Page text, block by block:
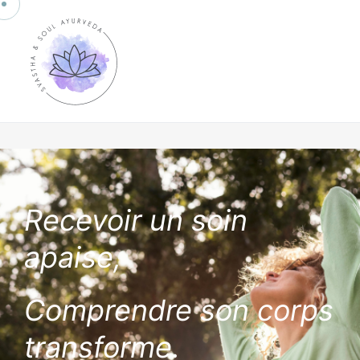
Recevoir un soin
apaise,
Comprendre son corps
transforme.